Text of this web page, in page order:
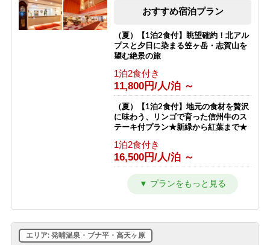
13,811円/人/泊 ～
【東館】【夕朝食付】連泊プラン / 焼
フト券無料♪
1泊2食付き
23,511円/人/泊 ～
【南館】【室料】バリューレート / 焼
フト券無料♪
素泊まり
7,763円/人/泊 ～
焼額山スキー場が目の前！小学生まで
朝食のみ
おすすめ宿泊プラン
（夏）【1泊2食付】眺望確約！北アル
プスと夕日に染まる笠ヶ岳・志賀山を
望む絶景の旅
1泊2食付き
11,800円/人/泊 ～
（夏）【1泊2食付】地元の食材を贅沢
に味わう、リンゴで育った信州牛のス
テーキ付プラン★新緑から紅葉まで★
1泊2食付き
16,500円/人/泊 ～
（夏）【1泊2食付】スタンダードプラ
ン 満点の星空とトレッキングと温泉
10,800円/人/泊 ～
エリア: 発哺温泉・ブナ平・高天ヶ原